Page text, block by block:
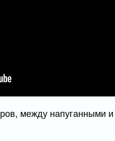
между напуганными